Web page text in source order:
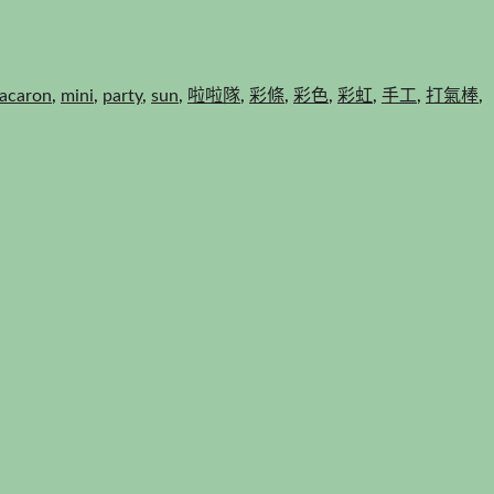
, mini, party, sun, 啦啦隊, 彩條, 彩色, 彩虹 , 手工, 打氣棒,